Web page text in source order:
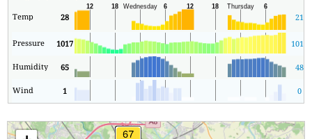
Temp 28 21
Pressure 1017 1011
Humidity 65 48
Wind 1 0